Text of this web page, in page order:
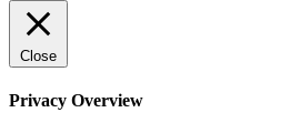
Close
Privacy Overview